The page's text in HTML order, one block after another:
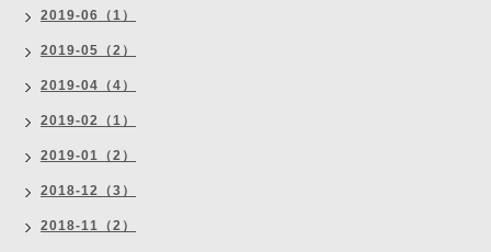
2019-06（1）
2019-05（2）
2019-04（4）
2019-02（1）
2019-01（2）
2018-12（3）
2018-11（2）